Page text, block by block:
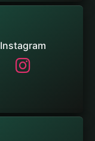
Instagram